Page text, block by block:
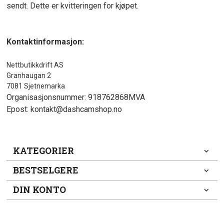
sendt. Dette er kvitteringen for kjøpet.
Kontaktinformasjon:
Nettbutikkdrift AS
Granhaugan 2
7081 Sjetnemarka
Organisasjonsnummer: 918762868MVA
Epost: kontakt@dashcamshop.no
KATEGORIER
BESTSELGERE
DIN KONTO